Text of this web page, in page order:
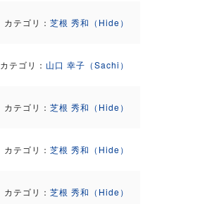
カテゴリ： 芝根 秀和（Hide）
カテゴリ： 山口 幸子（Sachi）
カテゴリ： 芝根 秀和（Hide）
カテゴリ： 芝根 秀和（Hide）
カテゴリ： 芝根 秀和（Hide）